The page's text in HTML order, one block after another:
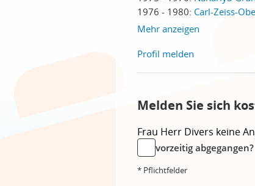
1976 - 1980: Carl-Zeiss-
Mehr anzeigen
Profil melden
Melden Sie sich
Frau Herr Divers keine
vorzeitig abgegangen?
* Pflichtfelder